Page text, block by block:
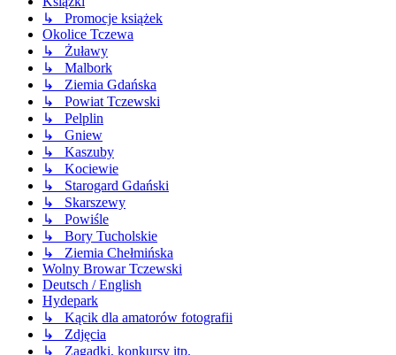
↳ Promocje książek
Okolice Tczewa
↳ Żuławy
↳ Malbork
↳ Ziemia Gdańska
↳ Powiat Tczewski
↳ Pelplin
↳ Gniew
↳ Kaszuby
↳ Kociewie
↳ Starogard Gdański
↳ Skarszewy
↳ Powiśle
↳ Bory Tucholskie
↳ Ziemia Chełmińska
Wolny Browar Tczewski
Deutsch / English
Hydepark
↳ Kącik dla amatorów fotografii
↳ Zdjęcia
↳ Zagadki, konkursy itp.